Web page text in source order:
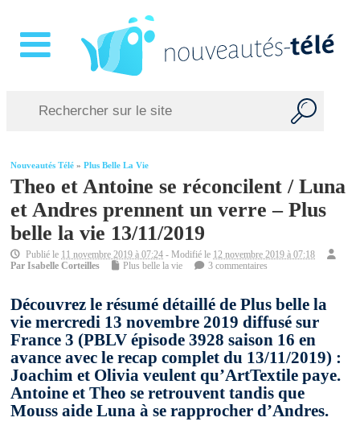
Nouveautés Télé »Plus Belle La Vie
Theo et Antoine se réconcilent / Luna
et Andres prennent un verre – Plus
belle la vie 13/11/2019
Publié le 11 novembre 2019 à 07:24 - Modifié le 12 novembre 2019 à 07:18
ParIsabelle Corteilles Plus belle la vie 3 commentaires
Découvrez le résumé détaillé de Plus belle la
vie mercredi 13 novembre 2019 diffusé sur
France 3 (PBLV épisode 3928 saison 16 en
avance avec le recap complet du 13/11/2019) :
Joachim et Olivia veulent qu’ArtTextile paye.
Antoine et Theo se retrouvent tandis que
Mouss aide Luna à se rapprocher d’Andres.